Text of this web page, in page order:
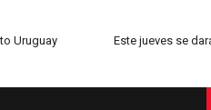
Este jueves se
Uruguay